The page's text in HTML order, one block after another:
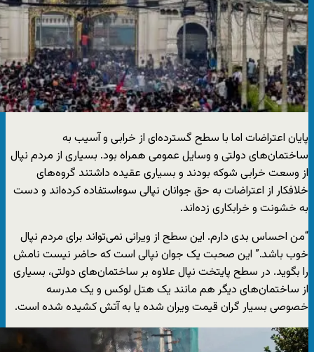
پایان اعتراضات اما با سطح گسترده‌ای از خرابی و آسیب به
ساختمان‌های دولتی و وسایل عمومی همراه بود. بسیاری از مردم نپال
از وسعت خرابی شوکه بودند و بسیاری عقیده داشتند گروه‌های
خلافکار از اعتراضات به حق جوانان نپالی سوءاستفاده کرده‌اند و دست
به خشونت و خرابکاری زده‌اند.
“من احساس بدی دارم. این سطح از ویرانی نمی‌تواند برای مردم نپال
خوب باشد.” این صحبت یک جوان نپالی است که حاضر نیست نامش
را بگوید. در سطح پایتخت نپال علاوه بر ساختمان‌های دولتی، بسیاری
از ساختمان‌های دیگر هم مانند یک هتل لوکس و یک مدرسه
خصوصی بسیار گران قیمت ویران شده یا به آتش کشیده شده است.